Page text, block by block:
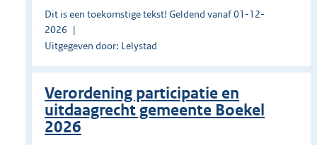
Dit is een toekomstige tekst! Geldend vanaf 01-12-
2026
Uitgegeven door: Lelystad
Verordening participatie en
uitdaagrecht gemeente Boekel
2026